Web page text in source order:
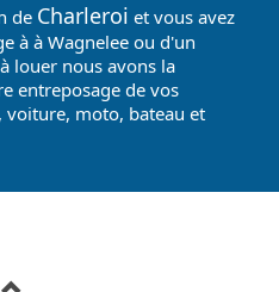
de Charleroi et vous avez
à à Wagnelee ou d'un
louer nous avons la
entreposage de vos
voiture, moto, bateau et